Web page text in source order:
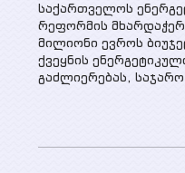
საქართველოს
რეფორმის
მილიონი ევროს
ქვეყნის
გაძლიერებას,